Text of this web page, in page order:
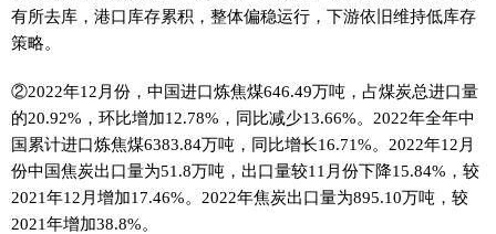
有所去库，港口库存累积，整体偏稳运行，下游依旧维持低库存
策略。
②2022年12月份，中国进口炼焦煤646.49万吨，占煤炭总进口量
的20.92%，环比增加12.78%，同比减少13.66%。2022年全年中
国累计进口炼焦煤6383.84万吨，同比增长16.71%。2022年12月
份中国焦炭出口量为51.8万吨，出口量较11月份下降15.84%，较
2021年12月增加17.46%。2022年焦炭出口量为895.10万吨，较
2021年增加38.8%。